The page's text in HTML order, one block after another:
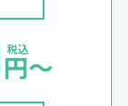
税込
円〜